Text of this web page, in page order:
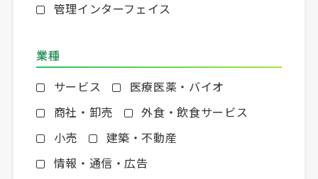
管理インターフェイス
業種
サービス
医療医薬・バイオ
商社・卸売
外食・飲食サービス
小売
建築・不動産
情報・通信・広告